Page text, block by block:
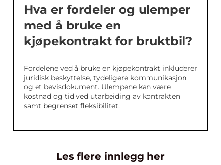
Hva er fordeler og ulemper
med å bruke en
kjøpekontrakt for bruktbil?
Fordelene ved å bruke en kjøpekontrakt inkluderer
juridisk beskyttelse, tydeligere kommunikasjon
og et bevisdokument. Ulempene kan være
kostnad og tid ved utarbeiding av kontrakten
samt begrenset fleksibilitet.
Les flere innlegg her